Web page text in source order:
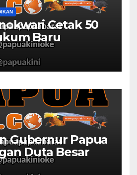
Cetak 50
Baru
Gubernur Papua
Duta Besar
Manis